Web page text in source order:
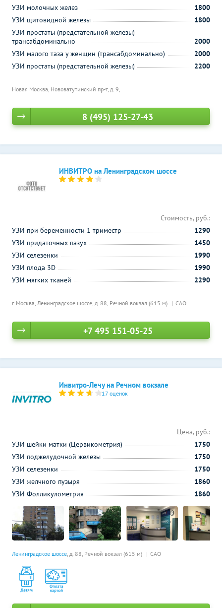
Новая Москва, Нововатутинский пр-т, д. 9,
УЗИ молочных желез
1800
УЗИ щитовидной железы
1800
УЗИ простаты (предстательной железы)
трансабдоминально
2000
УЗИ малого таза у женщин (трансабдоминально)
2000
УЗИ простаты (предстательной железы)
2200
8 (495) 125-27-43
ИНВИТРО на Ленинградском шоссе
г. Москва, Ленинградское шоссе, д. 88, Речной вокзал (615 м) САО
Стоимость, руб.:
УЗИ при беременности 1 триместр
1290
УЗИ придаточных пазух
1450
УЗИ селезенки
1990
УЗИ плода 3D
1990
УЗИ мягких тканей
2290
+7 495 151-05-25
Инвитро-Лечу на Речном вокзале
17 оценок
Ленинградское шоссе, д. 88, Речной вокзал (615 м) САО
Цена, руб.:
УЗИ шейки матки (Цервикометрия)
1750
УЗИ поджелудочной железы
1750
УЗИ селезенки
1750
УЗИ желчного пузыря
1860
УЗИ Фолликулометрия
1860